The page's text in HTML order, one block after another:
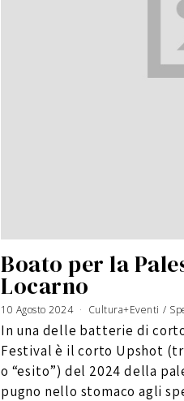
Boato per la
Locarno
10 Agosto 2024 Cultura+Eventi /
In una delle batterie di
Festival è il corto Upshot
o “esito”) del 2024 della
pugno nello stomaco agli